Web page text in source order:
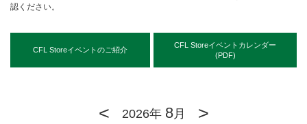
認ください。
CFL Storeイベントのご紹介
CFL Storeイベントカレンダー
(PDF)
< 2026年 8月 >